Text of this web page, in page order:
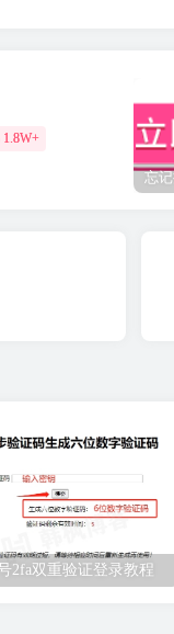
1.8W+
2fa双重验证登录教程